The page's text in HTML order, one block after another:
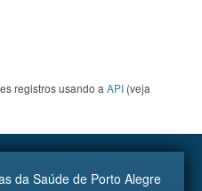
registros usando a API (veja
da Saúde de Porto Alegre